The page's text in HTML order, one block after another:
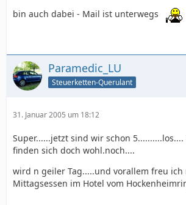
bin auch dabei - Mail ist unterwegs
Paramedic_LU
Steuerketten-Querulant
31. Januar 2005 um 18:12
Super......jetzt sind wir schon 5..........los....
finden sich doch wohl.noch....
wird n geiler Tag.....und vorallem freu
Mittagsessen im Hotel vom